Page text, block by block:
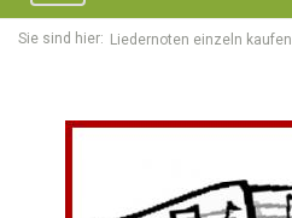
navigation
Sie sind hier: Liedernoten einzeln kaufen